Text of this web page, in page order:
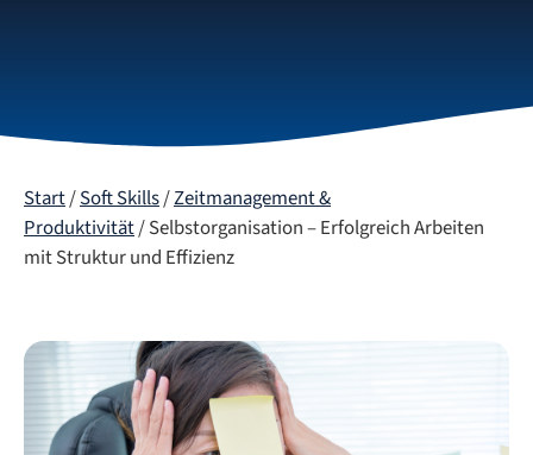
Start/Soft Skills/Zeitmanagement &
Produktivität/ Selbstorganisation – Erfolgreich Arbeiten
mit Struktur und Effizienz